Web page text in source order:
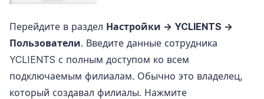
Перейдите в раздел Настройки → YCLIENTS →
Пользователи. Введите данные сотрудника
YCLIENTS с полным доступом ко всем
подключаемым филиалам. Обычно это владелец,
который создавал филиалы. Нажмите